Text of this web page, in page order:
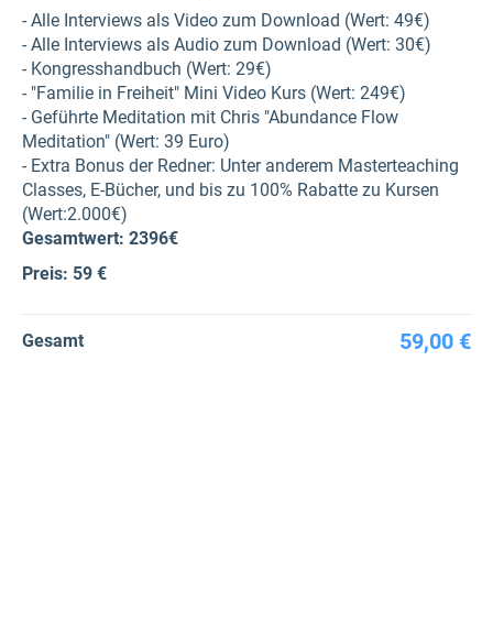
- Alle Interviews als Video zum Download (Wert: 49€)
- Alle Interviews als Audio zum Download (Wert: 30€)
- Kongresshandbuch (Wert: 29€)
- "Familie in Freiheit" Mini Video Kurs (Wert: 249€)
- Geführte Meditation mit Chris "Abundance Flow
Meditation" (Wert: 39 Euro)
- Extra Bonus der Redner: Unter anderem Masterteaching
Classes, E-Bücher, und bis zu 100% Rabatte zu Kursen
(Wert:2.000€)
Gesamtwert: 2396€
Preis: 59 €
Gesamt 59,00 €